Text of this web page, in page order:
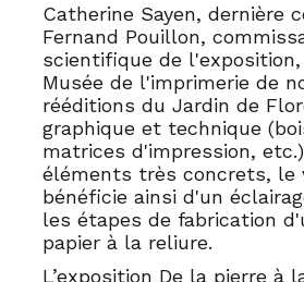
Catherine Sayen, dernière
Fernand Pouillon,
scientifique de
Musée de l'imprimerie de
rééditions du Jardin de
graphique et technique
matrices d'impression,
éléments très concrets, le
bénéficie ainsi d'un
les étapes de fabrication
papier à la reliure.
L’exposition De la pierre à